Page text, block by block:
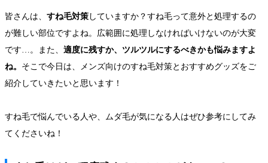
皆さんは、 すね毛対策 していますか？すね毛って意外と処理するの
が難しい部位ですよね。広範囲に処理しなければいけないのが大変
です…。また、 適度に残すか、ツルツルにするべきかも悩みますよ
ね。 そこで今日は、メンズ向けのすね毛対策とおすすめグッズをご
紹介していきたいと思います！
すね毛で悩んでいる人や、ムダ毛が気になる人はぜひ参考にしてみ
てくださいね！